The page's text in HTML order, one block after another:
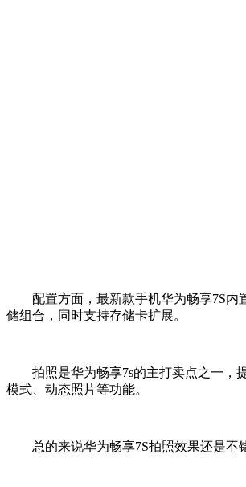
配置方面，最新款手机华为畅享7S内置
储组合，同时支持存储卡扩展。
拍照是华为畅享7s的主打卖点之一，提
模式、动态照片等功能。
总的来说华为畅享7S拍照效果还是不错